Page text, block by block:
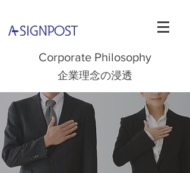
Corporate Philosophy
企業理念の浸透